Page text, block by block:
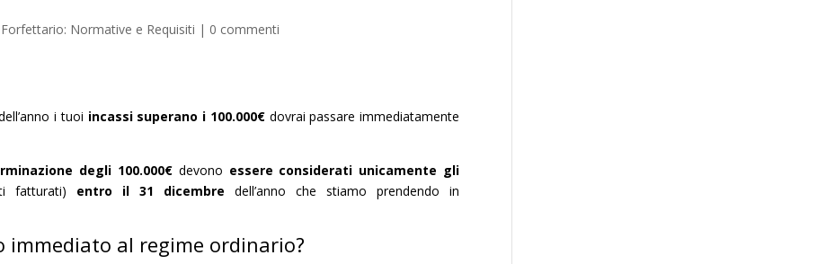
Normative e Requisiti | 0 commenti
i tuoi incassi superano i 100.000€dovrai passare immediatamente
degli 100.000€ devono essere considerati unicamente gli
fatturati) entro il 31 dicembre dell’anno che stiamo prendendo in
immediato al regime ordinario?